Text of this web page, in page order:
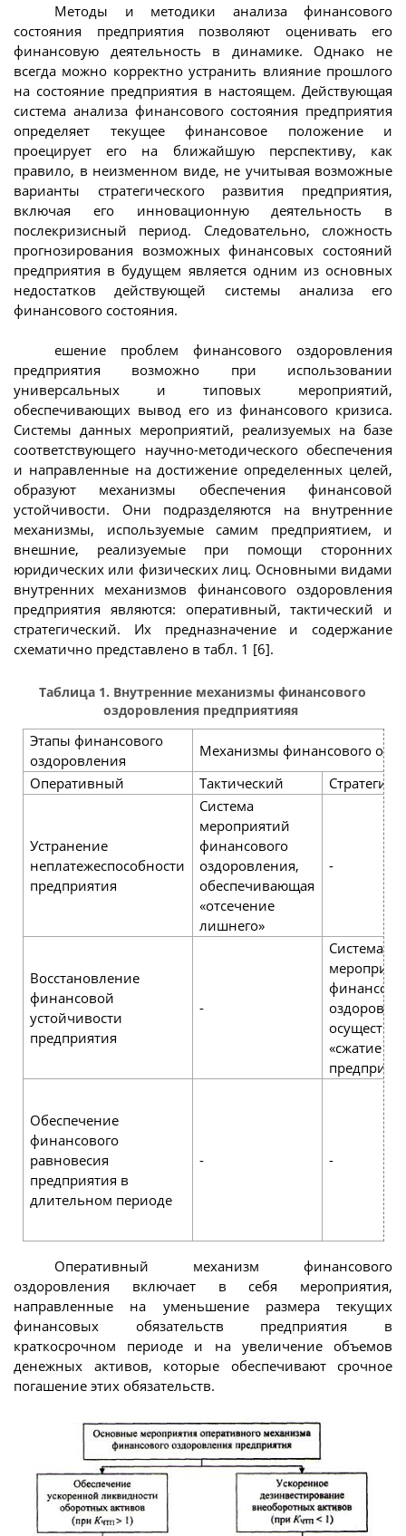
Методы и методики анализа финансового
состояния предприятия позволяют оценивать его
финансовую деятельность в динамике. Однако не
всегда можно корректно устранить влияние прошлого
на состояние предприятия в настоящем. Действующая
система анализа финансового состояния предприятия
определяет текущее финансовое положение и
проецирует его на ближайшую перспективу, как
правило, в неизменном виде, не учитывая возможные
варианты стратегического развития предприятия,
включая его инновационную деятельность в
послекризисный период. Следовательно, сложность
прогнозирования возможных финансовых состояний
предприятия в будущем является одним из основных
недостатков действующей системы анализа его
финансового состояния.
ешение проблем финансового оздоровления
предприятия возможно при использовании
универсальных и типовых мероприятий,
обеспечивающих вывод его из финансового кризиса.
Системы данных мероприятий, реализуемых на базе
соответствующего научно-методического обеспечения
и направленные на достижение определенных целей,
образуют механизмы обеспечения финансовой
устойчивости. Они подразделяются на внутренние
механизмы, используемые самим предприятием, и
внешние, реализуемые при помощи сторонних
юридических или физических лиц. Основными видами
внутренних механизмов финансового оздоровления
предприятия являются: оперативный, тактический и
стратегический. Их предназначение и содержание
схематично представлено в табл. 1 [6].
Таблица 1. Внутренние механизмы финансового
оздоровления предприятияя
Этапы финансового
оздоровления
Механизмы финансового
Оперативный
Тактический
Устранение
неплатежеспособности
предприятия
Система
мероприятий
финансового
оздоровления,
обеспечивающая
«отсечение
лишнего»
-
Восстановление
финансовой
устойчивости
предприятия
-
Система
«сжатие
Обеспечение
финансового
равновесия
предприятия в
длительном периоде
- -
Оперативный механизм финансового
оздоровления включает в себя мероприятия,
направленные на уменьшение размера текущих
финансовых обязательств предприятия в
краткосрочном периоде и на увеличение объемов
денежных активов, которые обеспечивают срочное
погашение этих обязательств.